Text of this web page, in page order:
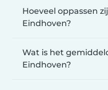
Hoeveel oppassen
Eindhoven?
Wat is het
Eindhoven?